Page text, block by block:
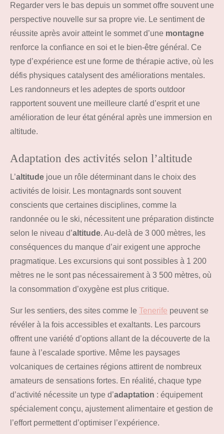
Regarder vers le bas depuis un sommet offre souvent une
perspective nouvelle sur sa propre vie. Le sentiment de
réussite après avoir atteint le sommet d’une montagne
renforce la confiance en soi et le bien-être général. Ce
type d’expérience est une forme de thérapie active, où les
défis physiques catalysent des améliorations mentales.
Les randonneurs et les adeptes de sports outdoor
rapportent souvent une meilleure clarté d’esprit et une
amélioration de leur état général après une immersion en
altitude.
Adaptation des activités selon l’altitude
L’altitude joue un rôle déterminant dans le choix des
activités de loisir. Les montagnards sont souvent
conscients que certaines disciplines, comme la
randonnée ou le ski, nécessitent une préparation distincte
selon le niveau d’altitude. Au-delà de 3 000 mètres, les
conséquences du manque d’air exigent une approche
pragmatique. Les excursions qui sont possibles à 1 200
mètres ne le sont pas nécessairement à 3 500 mètres, où
la consommation d’oxygène est plus critique.
Sur les sentiers, des sites comme le Tenerife peuvent se
révéler à la fois accessibles et exaltants. Les parcours
offrent une variété d’options allant de la découverte de la
faune à l’escalade sportive. Même les paysages
volcaniques de certaines régions attirent de nombreux
amateurs de sensations fortes. En réalité, chaque type
d’activité nécessite un type d’adaptation : équipement
spécialement conçu, ajustement alimentaire et gestion de
l’effort permettent d’optimiser l’expérience.